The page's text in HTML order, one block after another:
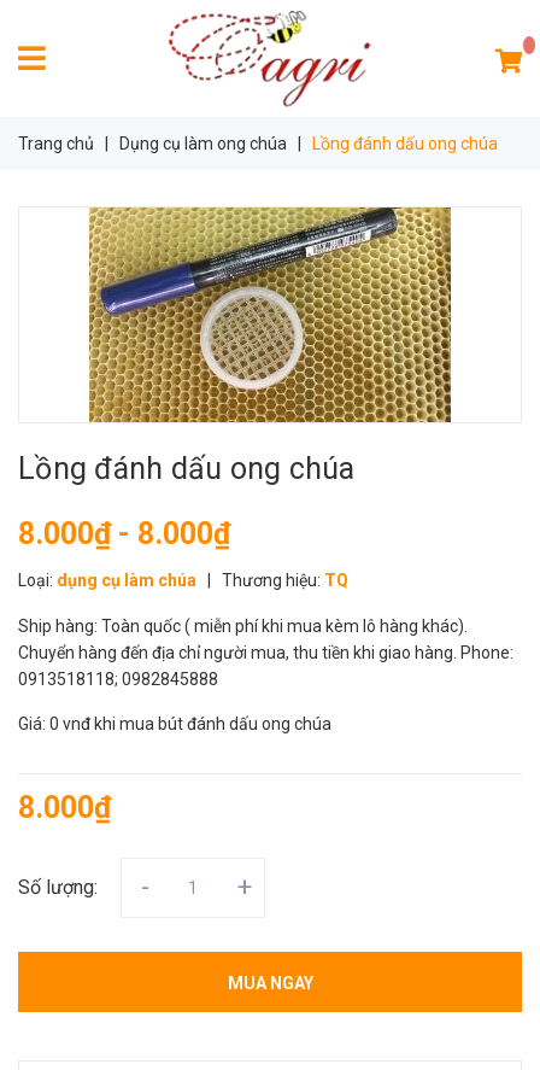
Trang chủ Dụng cụ làm ong chúa Lồng đánh dấu ong chúa
Lồng đánh dấu ong chúa
8.000₫ - 8.000₫
Loại: dụng cụ làm chúa Thương hiệu: TQ
Ship hàng: Toàn quốc ( miễn phí khi mua kèm lô hàng khác).
Chuyển hàng đến địa chỉ người mua, thu tiền khi giao hàng. Phone:
0913518118; 0982845888
Giá: 0 vnđ khi mua bút đánh dấu ong chúa
8.000₫
Số lượng: - +
MUA NGAY